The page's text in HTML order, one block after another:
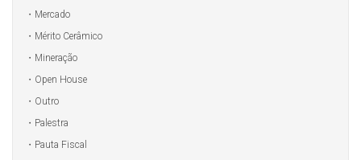
Mercado
Mérito Cerâmico
Mineração
Open House
Outro
Palestra
Pauta Fiscal